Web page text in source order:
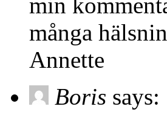
många
Annette
Boris says: